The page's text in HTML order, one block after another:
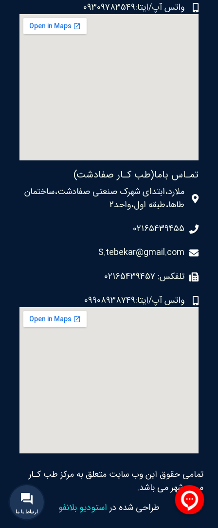
واتس آپ/ایتا:09309783549
تمـاس باما(طب کـار صفادشت)
ملارد،ابتدای شهرک صنعتی صفادشت،ساختمان
طاها،طبقه اول،واحد2
02165439455
S.tebekar@gmail.com
تلفکس: 02165439457
واتس آپ/ایتا:09908938749
تمامی حقوق این وب سایت متعلق به مرکز طب کـار
محمدشهر می‌ باشد.
طراحی شده در استودیو بلانفو ارتباط با ما